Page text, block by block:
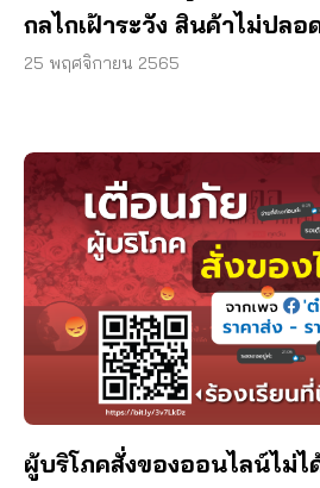
กลไกเฝ้าระวัง สินค้าไม่ปล
ฟอร์มออนไลน์
25 พฤศจิกายน 2565
ผู้บริโภคสั่งของออนไลน์ไม่ไ